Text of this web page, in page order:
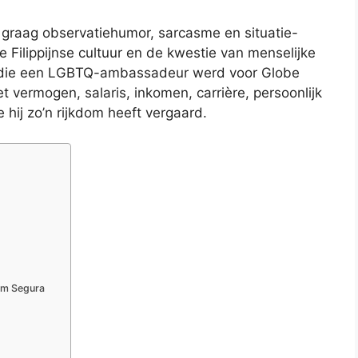
observatiehumor, sarcasme en situatie-
Filippijnse cultuur en de kwestie van menselijke
een LGBTQ-ambassadeur werd voor Globe
vermogen, salaris, inkomen, carrière, persoonlijk
zo’n rijkdom heeft vergaard.
Segura